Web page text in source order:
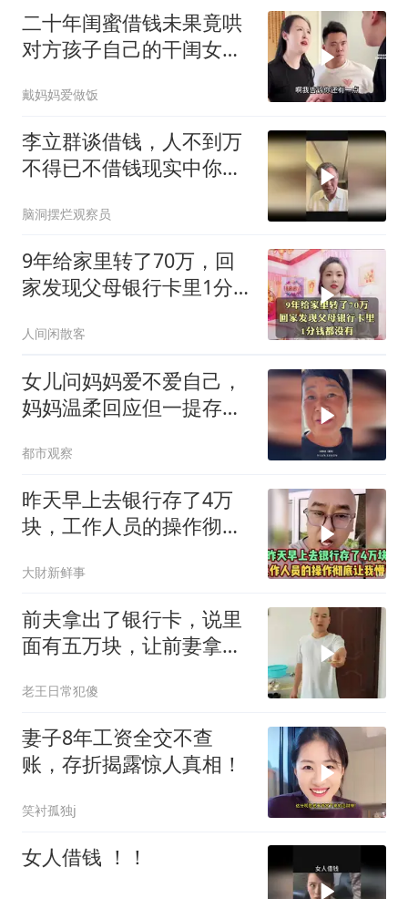
二十年闺蜜借钱未果竟哄
对方孩子自己的干闺女去
戴妈妈爱做饭
李立群谈借钱，人不到万
不得已不借钱现实中你能
脑洞摆烂观察员
9年给家里转了70万，回
家发现父母银行卡里1分
人间闲散客
女儿问妈妈爱不爱自己，
妈妈温柔回应但一提存折
感情但不能骗我钱
都市观察
昨天早上去银行存了4万
块，工作人员的操作彻底
大財新鲜事
前夫拿出了银行卡，说里
面有五万块，让前妻拿了
老王日常犯傻
妻子8年工资全交不查
账，存折揭露惊人真相！
笑衬孤独j
女人借钱 ！！